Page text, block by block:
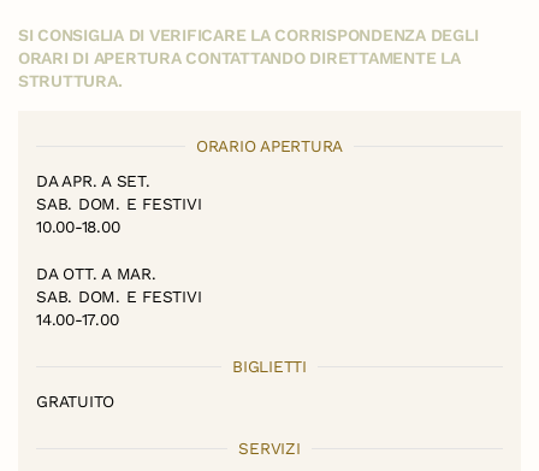
SI CONSIGLIA DI VERIFICARE LA CORRISPONDENZA DEGLI
ORARI DI APERTURA CONTATTANDO DIRETTAMENTE LA
STRUTTURA.
ORARIO APERTURA
DA APR. A SET.
SAB. DOM. E FESTIVI
10.00-18.00
DA OTT. A MAR.
SAB. DOM. E FESTIVI
14.00-17.00
BIGLIETTI
GRATUITO
SERVIZI